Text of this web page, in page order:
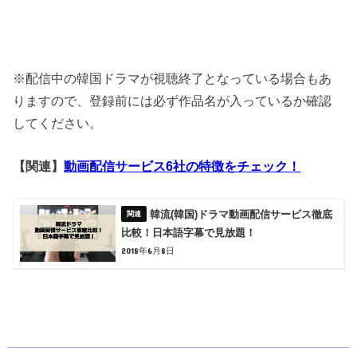
※配信中の韓国ドラマが視聴終了となっている場合もあ
りますので、登録前には必ず作品名が入っているか確認
してください。
【関連】動画配信サービス6社の特徴をチェック！
韓流(韓国)ドラマ動画配信サービス徹底
比較！日本語字幕で見放題！
2018年6月8日